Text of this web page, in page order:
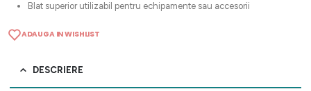
Blat superior utilizabil pentru echipamente sau accesorii
ADAUGA IN WISHLIST
DESCRIERE